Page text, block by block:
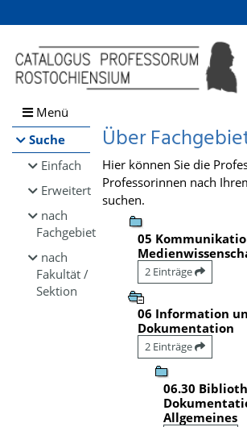
Browsen
direkt zum Inhalt
Menü
Suche
Einfach
Erweitert
nach
Fachgebiet
nach
Fakultät /
Sektion
Über
Hier können Sie die
Professorinnen nach
suchen.
05
2 Einträge
06 Information
Dokumentation
2 Einträge
06.30
Allgemeines